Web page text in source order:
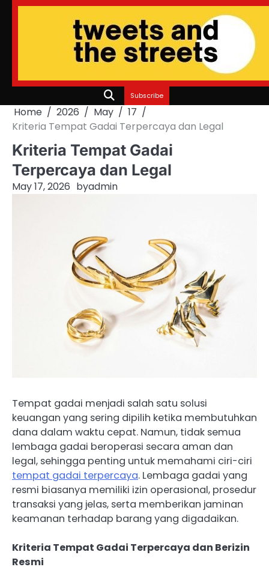
Skip
Subscribe
Home 2026 May
17
Kriteria Tempat Gadai Terpercaya dan Legal
Kriteria Tempat Gadai
Terpercaya dan Legal
May 17, 2026 byadmin
Tempat gadai menjadi salah satu solusi
keuangan yang sering dipilih ketika membutuhkan
dana dalam waktu cepat. Namun, tidak semua
lembaga gadai beroperasi secara aman dan
legal, sehingga penting untuk memahami ciri-ciri
tempat gadai terpercaya. Lembaga gadai yang
resmi biasanya memiliki izin operasional, prosedur
transaksi yang jelas, serta memberikan jaminan
keamanan terhadap barang yang digadaikan.
Kriteria Tempat Gadai Terpercaya dan Berizin
Resmi